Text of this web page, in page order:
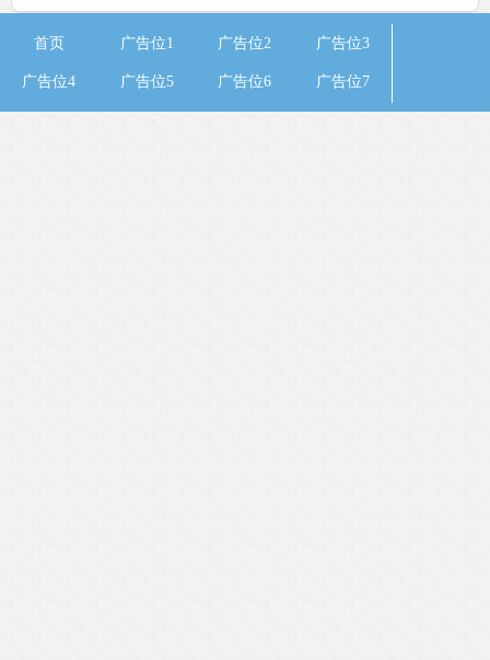
首页 广告位1 广告位2 广告位3
广告位4 广告位5 广告位6 广告位7